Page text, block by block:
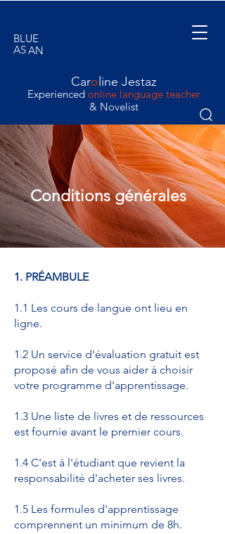
BLUE
ASAN
Caro line Jestaz
Experienced online language teacher
& Novelist
Conditions générales
1. PRÉAMBULE
1.1 Les cours de langue ont lieu en
ligne.
1.2 Un service d'évaluation gratuit est
proposé afin de vous aider à choisir
votre programme d'apprentissage.
1.3 Une liste de livres et de ressources
est fournie avant le premier cours.
1.4 C'est à l'étudiant que revient la
responsabilité d'acheter ses livres.
1.5 Les formules d'apprentissage
comprennent un minimum de 8h.